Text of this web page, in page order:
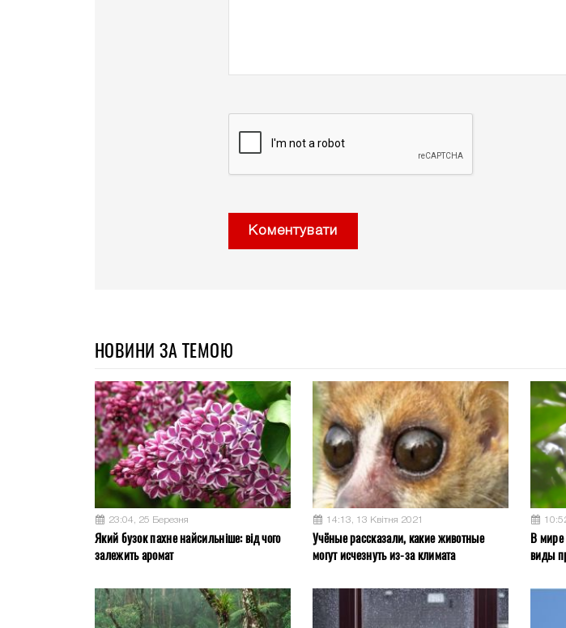
Коментувати
НОВИНИ ЗА ТЕМОЮ
23:04, 25 Березня
Який бузок пахне найсильніше: від чого
залежить аромат
14:13, 13 Квітня 2021
Учёные рассказали, какие животные
могут исчезнуть из-за климата
В мире
виды